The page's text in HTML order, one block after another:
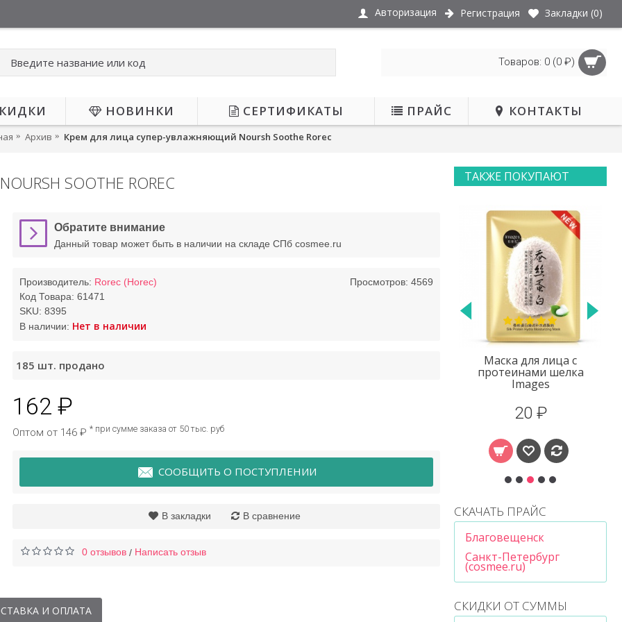
Авторизация Регистрация Закладки (0)
Товаров: 0 (0 ₽)
НОВИНКИ СЕРТИФИКАТЫ ПРАЙС КОНТАКТЫ
Архив Крем для лица супер-увлажняющий Noursh Soothe Rorec
ТАКЖЕ ПОКУПАЮТ
для лица с
улитки Laikou
179 ₽
Крем для век с
экстрактом улитки
Laikou
80 ₽
СКАЧАТЬ ПРАЙС
Благовещенск
Санкт-Петербург
(cosmee.ru)
СКИДКИ ОТ СУММЫ
SOOTHE ROREC
Обратите внимание
Данный товар может быть в наличии на складе СПб cosmee.ru
Просмотров: 4569
Производитель: Rorec (Horec)
Код Товара: 61471
SKU: 8395
В наличии: Нет в наличии
185 шт. продано
162 ₽
Оптом от 146 ₽ * при сумме заказа от 50 тыс. руб
СООБЩИТЬ О ПОСТУПЛЕНИИ
В закладки В сравнение
0 отзывов / Написать отзыв
И ОПЛАТА